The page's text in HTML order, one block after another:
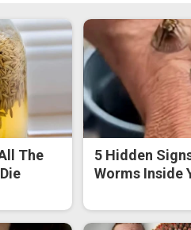
The
5 Hidden
Worms Inside